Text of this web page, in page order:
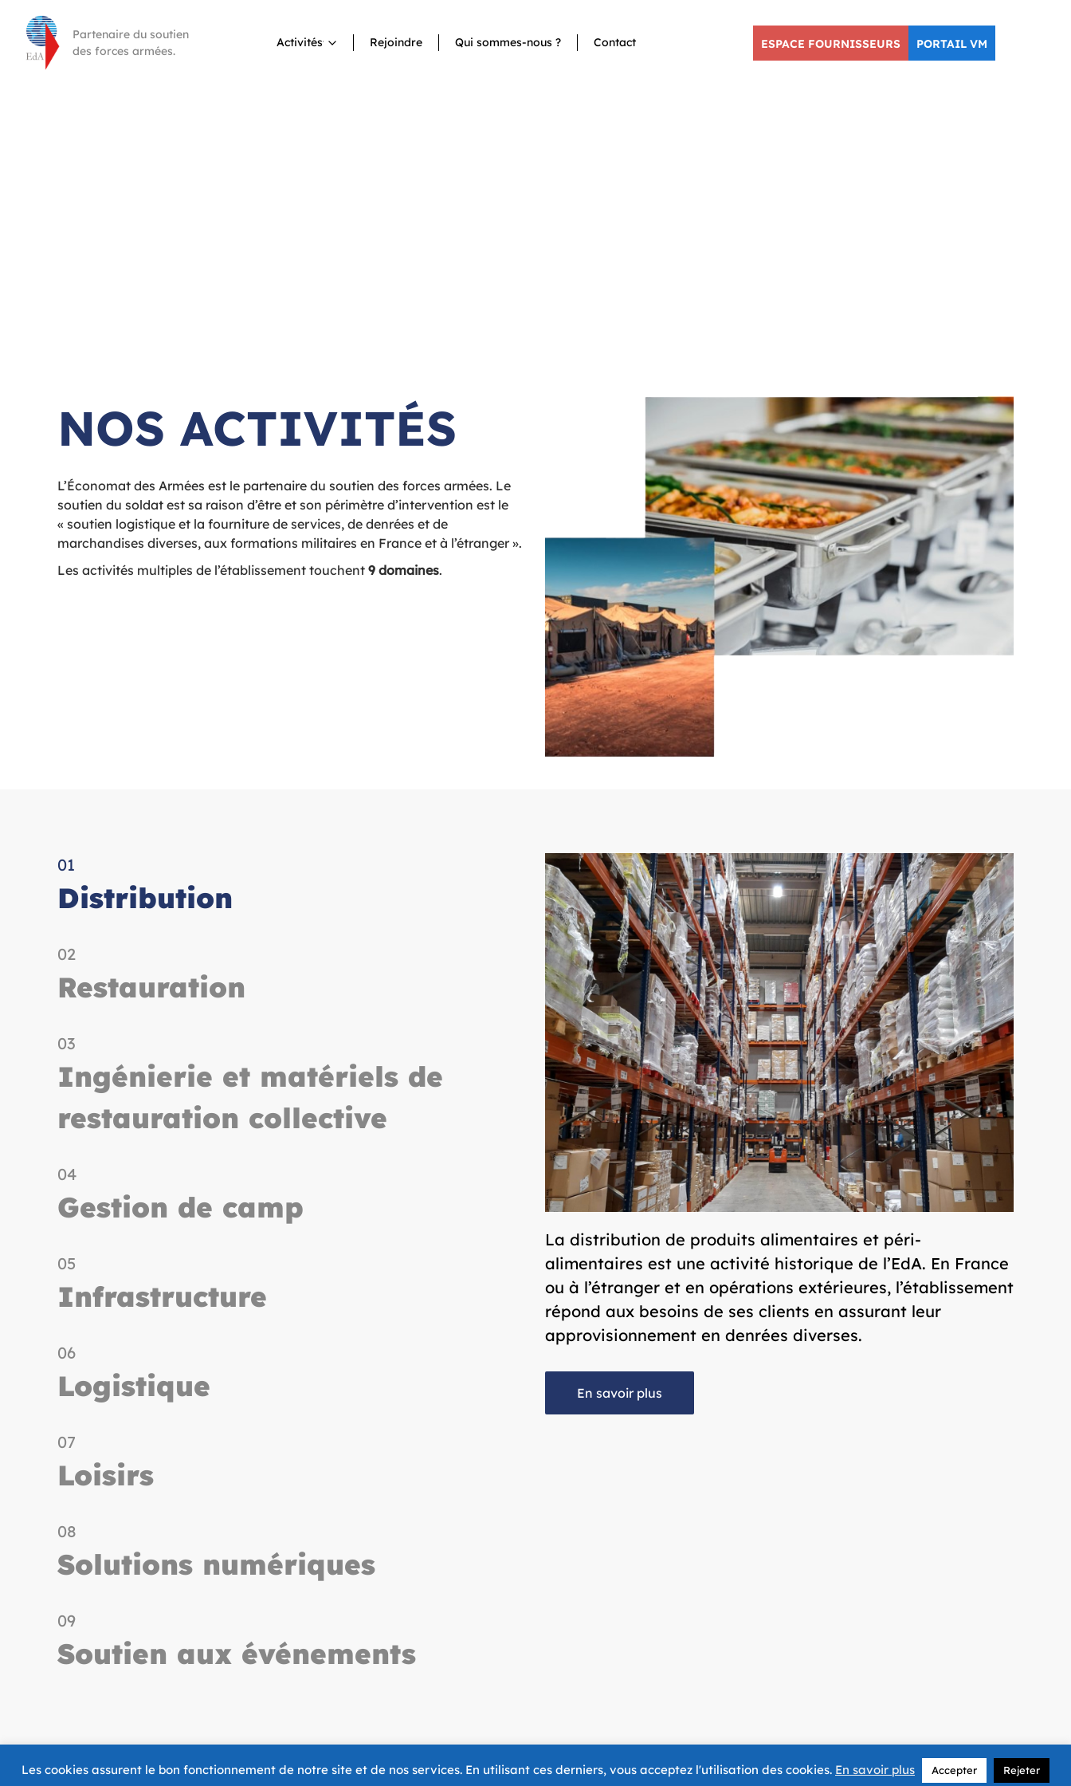
Partenaire du soutien
des forces armées.
Activités Rejoindre Qui sommes-nous ? Contact ESPACE FOURNISSEURS PORTAIL VM
NOS ACTIVITÉS
L’Économat des Armées est le partenaire du soutien des forces armées. Le
soutien du soldat est sa raison d’être et son périmètre d’intervention est le
« soutien logistique et la fourniture de services, de denrées et de
marchandises diverses, aux formations militaires en France et à l’étranger ».
Les activités multiples de l’établissement touchent 9 domaines.
01
Distribution
02
Restauration
03
Ingénierie et matériels de
restauration collective
04
Gestion de camp
05
Infrastructure
06
Logistique
07
Loisirs
08
Solutions numériques
09
Soutien aux événements
La distribution de produits alimentaires et péri-
alimentaires est une activité historique de l’EdA. En France
ou à l’étranger et en opérations extérieures, l’établissement
répond aux besoins de ses clients en assurant leur
approvisionnement en denrées diverses.
En savoir plus
Les cookies assurent le bon fonctionnement de notre site et de nos services. En utilisant ces derniers, vous acceptez l'utilisation des cookies. En savoir plus Accepter Rejeter